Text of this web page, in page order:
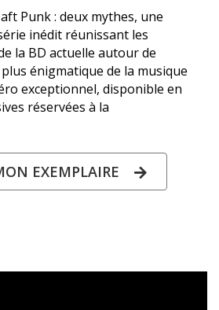
Punk : deux mythes, une
inédit réunissant les
la BD actuelle autour de
énigmatique de la musique
exceptionnel, disponible en
réservées à la
EXEMPLAIRE